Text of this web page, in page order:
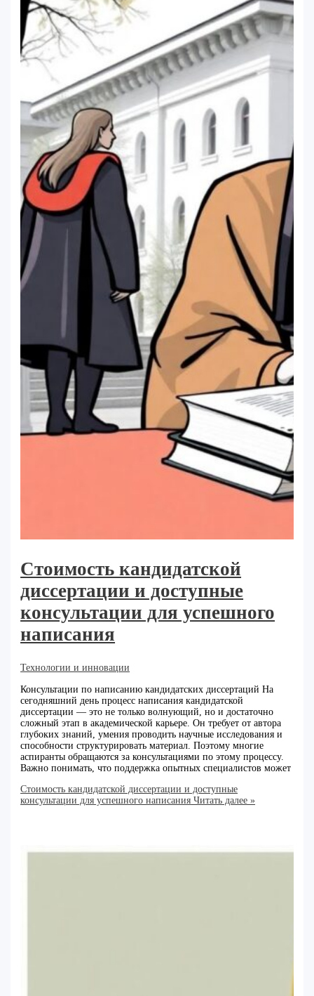
Стоимость кандидатской
диссертации и доступные
консультации для успешного
написания
Технологии и инновации
Консультации по написанию кандидатских диссертаций На
сегодняшний день процесс написания кандидатской
диссертации — это не только волнующий, но и достаточно
сложный этап в академической карьере. Он требует от автора
глубоких знаний, умения проводить научные исследования и
способности структурировать материал. Поэтому многие
аспиранты обращаются за консультациями по этому процессу.
Важно понимать, что поддержка опытных специалистов может
Стоимость кандидатской диссертации и доступные
консультации для успешного написания Читать далее »